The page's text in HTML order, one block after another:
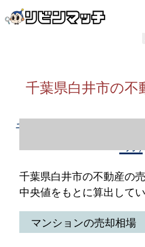
千葉県白井市の不
千葉県白井市の不動産売
千葉県白井市の不動産の
中央値をもとに算出してい
マンションの売却相場